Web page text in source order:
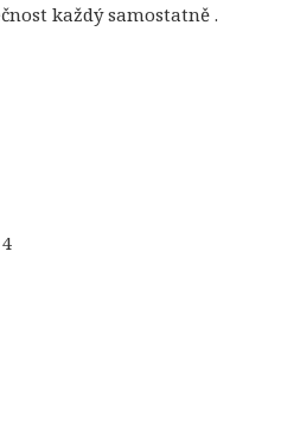
každý samostatně .